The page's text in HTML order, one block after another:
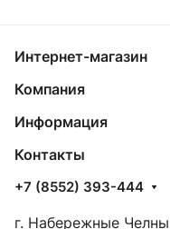
Интернет-магазин
Компания
Информация
Контакты
+7 (8552) 393-444
г. Набережные